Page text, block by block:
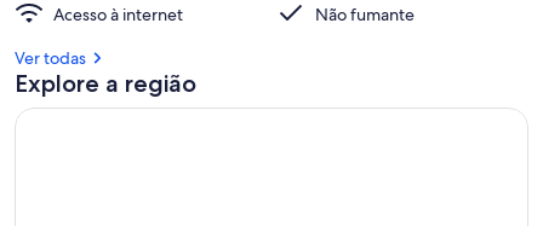
Acesso à internet
Não fumante
Ver todas
Explore a região